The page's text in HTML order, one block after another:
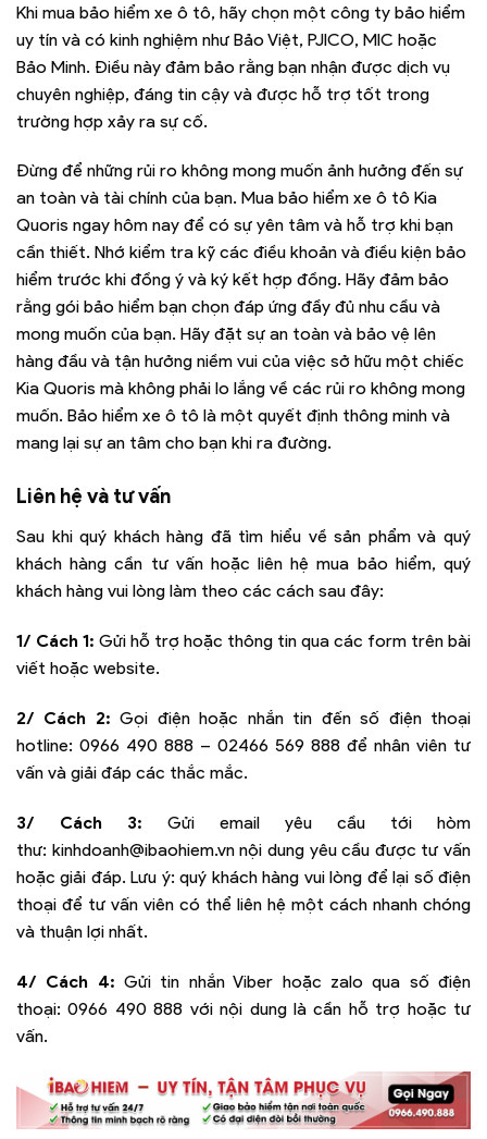
Khi mua bảo hiểm xe ô tô, hãy chọn một công ty bảo hiểm
uy tín và có kinh nghiệm như Bảo Việt, PJICO, MIC hoặc
Bảo Minh. Điều này đảm bảo rằng bạn nhận được dịch vụ
chuyên nghiệp, đáng tin cậy và được hỗ trợ tốt trong
trường hợp xảy ra sự cố.
Đừng để những rủi ro không mong muốn ảnh hưởng đến sự
an toàn và tài chính của bạn. Mua bảo hiểm xe ô tô Kia
Quoris ngay hôm nay để có sự yên tâm và hỗ trợ khi bạn
cần thiết. Nhớ kiểm tra kỹ các điều khoản và điều kiện bảo
hiểm trước khi đồng ý và ký kết hợp đồng. Hãy đảm bảo
rằng gói bảo hiểm bạn chọn đáp ứng đầy đủ nhu cầu và
mong muốn của bạn. Hãy đặt sự an toàn và bảo vệ lên
hàng đầu và tận hưởng niềm vui của việc sở hữu một chiếc
Kia Quoris mà không phải lo lắng về các rủi ro không mong
muốn. Bảo hiểm xe ô tô là một quyết định thông minh và
mang lại sự an tâm cho bạn khi ra đường.
Liên hệ và tư vấn
Sau khi quý khách hàng đã tìm hiểu về sản phẩm và quý
khách hàng cần tư vấn hoặc liên hệ mua bảo hiểm, quý
khách hàng vui lòng làm theo các cách sau đây:
1/ Cách 1: Gửi hỗ trợ hoặc thông tin qua các form trên bài
viết hoặc website.
2/ Cách 2: Gọi điện hoặc nhắn tin đến số điện thoại
hotline: 0966 490 888 – 02466 569 888 để nhân viên tư
vấn và giải đáp các thắc mắc.
3/ Cách 3: Gửi email yêu cầu tới hòm
thư: kinhdoanh@ibaohiem.vnnội dung yêu cầu được tư vấn
hoặc giải đáp. Lưu ý: quý khách hàng vui lòng để lại số điện
thoại để tư vấn viên có thể liên hệ một cách nhanh chóng
và thuận lợi nhất.
4/ Cách 4: Gửi tin nhắn Viber hoặc zalo qua số điện
thoại:0966 490 888 với nội dung là cần hỗ trợ hoặc tư
vấn.